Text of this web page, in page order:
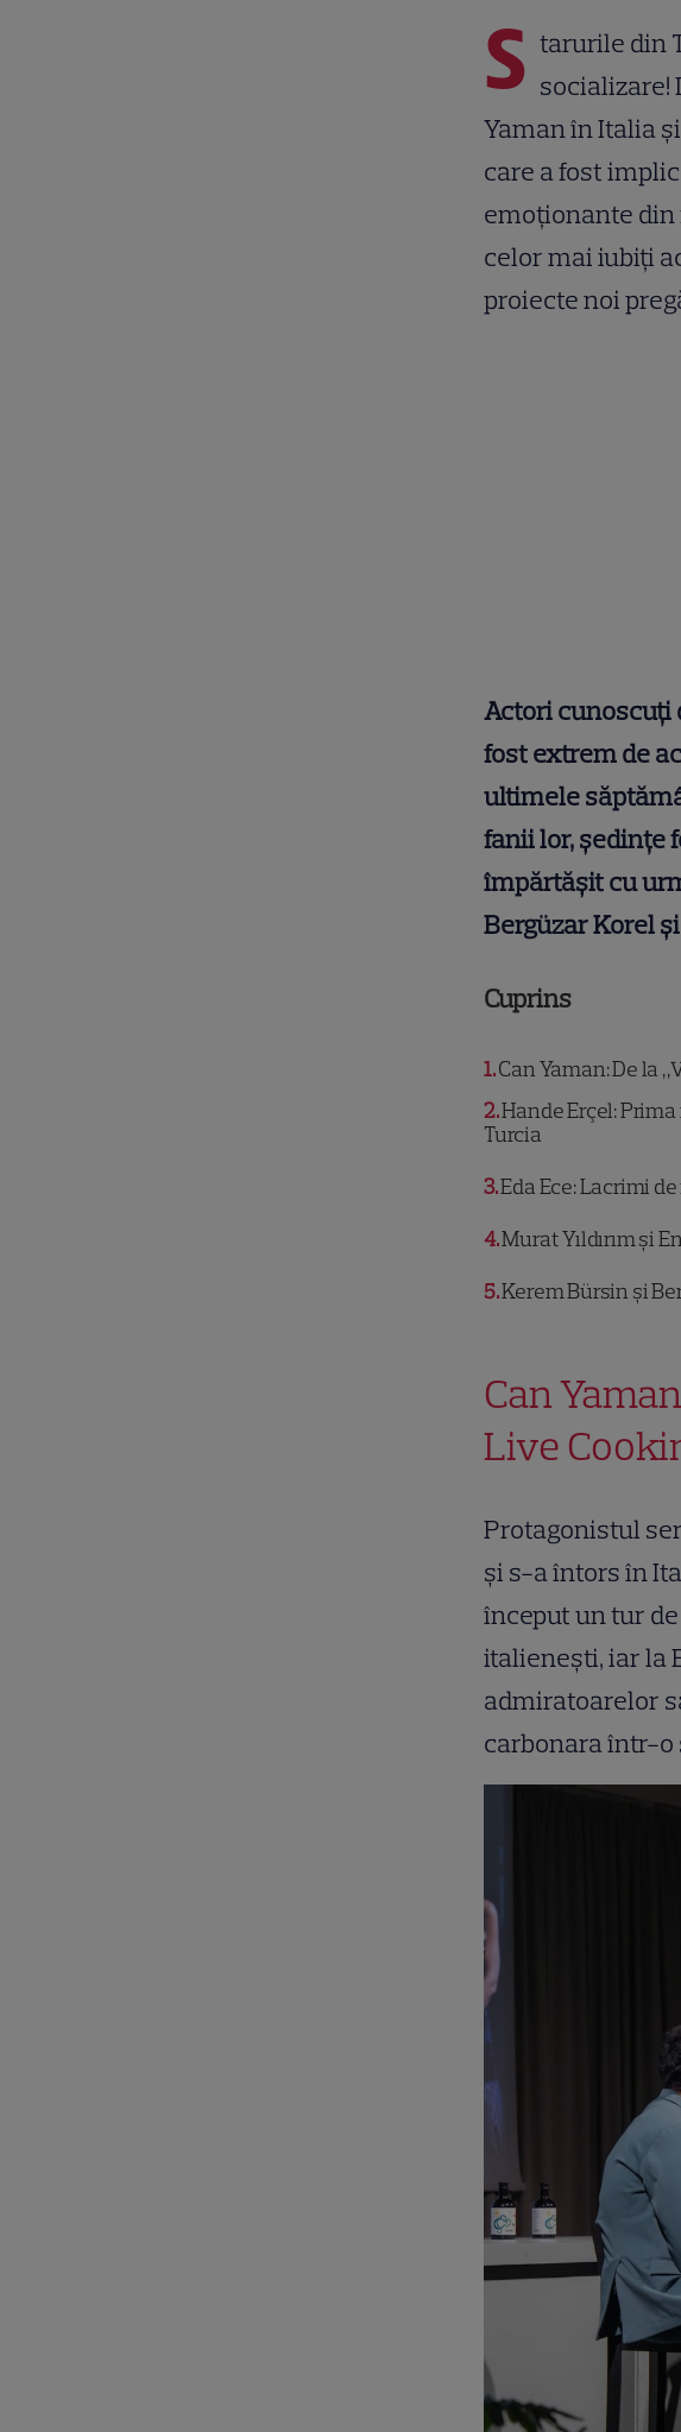
S tarurile din
socializare!
Yaman în Italia
care a fost
emoționante din
celor mai iubiți
proiecte noi
Actori cunoscuți
fost extrem de
ultimele
fanii lor, ședințe
împărtășit cu
Bergüzar Korel
Cuprins
1Can Yaman: De la
2Hande Erçel:
Turcia
3Eda Ece: Lacrimi
4Murat Yıldırım și
5Kerem Bürsin și
Can
Live
Protagonistul
și s-a întors în
început un tur
italienești, iar la
admiratoarelor
carbonara într-o